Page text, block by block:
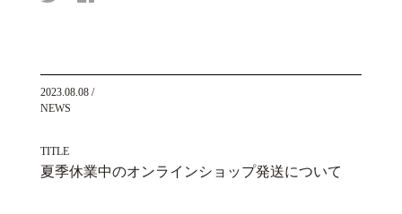
2023.08.08/
NEWS
TITLE
夏季休業中のオンラインショップ発送について